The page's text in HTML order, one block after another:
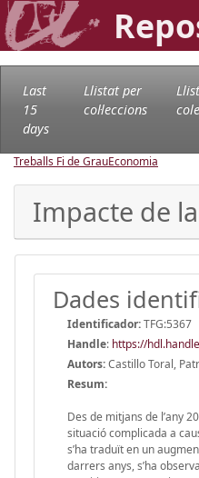
Last
15
days
Llistat per
col·leccions
Treballs Fi de GrauEconomia
Impacte de
Dades
Identificador:TFG:5367
Handle: https://
Autors:Castillo Toral,
Resum:
Des de mitjans de l’any
situació complicada a
s’ha traduït en un
darrers anys, s’ha